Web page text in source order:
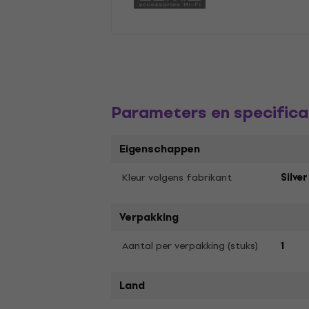
Parameters en
Eigenschappen
Kleur volgens fabrikant Silver
Verpakking
Aantal per verpakking (stuks) 1
Land